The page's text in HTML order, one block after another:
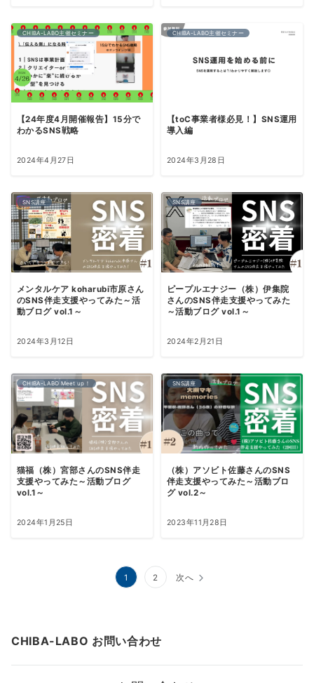
CHIBA-LABO主催セミナー
【24年度4月開催報告】15分で
わかるSNS戦略
2024年4月27日
CHIBA-LABO主催セミナー
【toC事業者様必見！】SNS運用
導入編
2024年3月28日
SNS講座
メンタルケア koharubi市原さん
のSNS伴走支援やってみた～活
動ブログ vol.1～
2024年3月12日
SNS講座
ピープルエナジー（株）伊集院
さんのSNS伴走支援やってみた
～活動ブログ vol.1～
2024年2月21日
CHIBA-LABO Meet up！
猫福（株）宮部さんのSNS伴走
支援やってみた～活動ブログ
vol.1～
2024年1月25日
SNS講座
（株）アソビト佐藤さんのSNS
伴走支援やってみた～活動ブロ
グ vol.2～
2023年11月28日
ペ
1 2 次へ
CHIBA-LABO お問い合わせ